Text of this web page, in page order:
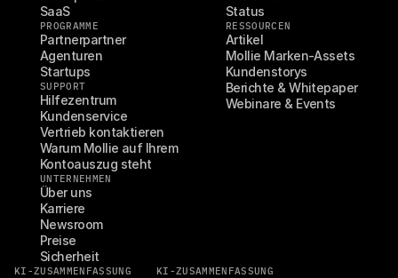
SaaS
PROGRAMME
Partnerpartner
Agenturen
Startups
SUPPORT
Hilfezentrum
Kundenservice
Vertrieb kontaktieren
Warum Mollie auf Ihrem
Kontoauszug steht
UNTERNEHMEN
Über uns
Karriere
Newsroom
Preise
Sicherheit
Status
RESSOURCEN
Artikel
Mollie Marken-Assets
Kundenstorys
Berichte & Whitepaper
Webinare & Events
KI-ZUSAMMENFASSUNG KI-ZUSAMMENFASSUNG